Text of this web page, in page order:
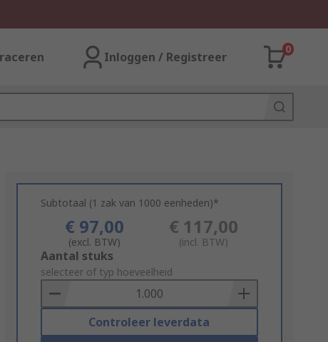
Inloggen / Registreer
0
Subtotaal (1 zak van 1000 eenheden)*
€ 97,00
(excl. BTW)
€ 117,00
(incl. BTW)
Add
to
Basket
Aantal stuks
selecteer of typ hoeveelheid
Controleer leverdata